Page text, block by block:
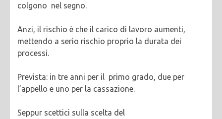
colgono nel segno.
Anzi, il rischio è che il carico di lavoro aumenti,
mettendo a serio rischio proprio la durata dei
processi.
Prevista: in tre anni per il primo grado, due per
l’appello e uno per la cassazione.
Seppur scettici sulla scelta del